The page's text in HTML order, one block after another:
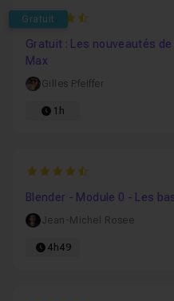
Gratuit
4.5
Gratuit : Les nouveautés
Max
Gilles Pfeiffer
1h
4.7777777777778
Blender - Module 0 - Les
Jean-Michel Rosee
4h49